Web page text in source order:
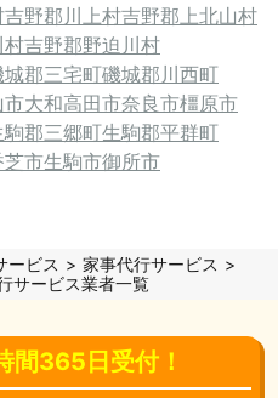
吉野郡川上村吉野郡上北山村
村吉野郡野迫川村
城郡三宅町磯城郡川西町
市大和高田市奈良市橿原市
駒郡三郷町生駒郡平群町
芝市生駒市御所市
ービス
家事代行サービス
サービス業者一覧
間365日受付！